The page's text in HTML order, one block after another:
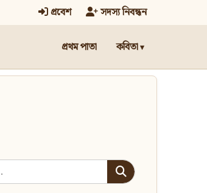
প্রবেশ সদস্য নিবন্ধন
প্রথম পাতা কবিতা